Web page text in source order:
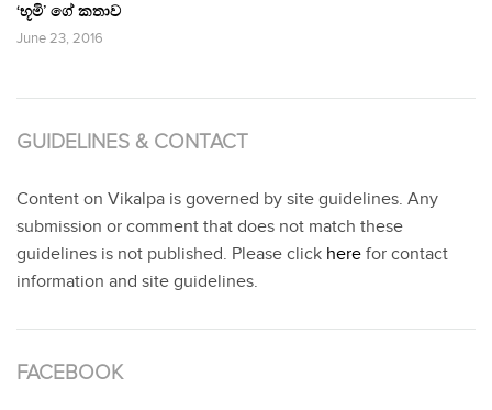
‘භූමි’ ගේ කතාව
June 23, 2016
GUIDELINES & CONTACT
Content on Vikalpa is governed by site guidelines. Any
submission or comment that does not match these
guidelines is not published. Please click here for contact
information and site guidelines.
FACEBOOK